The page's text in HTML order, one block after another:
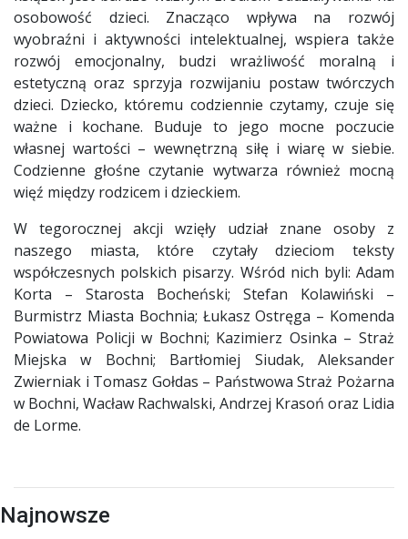
osobowość dzieci. Znacząco wpływa na rozwój
wyobraźni i aktywności intelektualnej, wspiera także
rozwój emocjonalny, budzi wrażliwość moralną i
estetyczną oraz sprzyja rozwijaniu postaw twórczych
dzieci. Dziecko, któremu codziennie czytamy, czuje się
ważne i kochane. Buduje to jego mocne poczucie
własnej wartości – wewnętrzną siłę i wiarę w siebie.
Codzienne głośne czytanie wytwarza również mocną
więź między rodzicem i dzieckiem.
W tegorocznej akcji wzięły udział znane osoby z
naszego miasta, które czytały dzieciom teksty
współczesnych polskich pisarzy. Wśród nich byli: Adam
Korta – Starosta Bocheński; Stefan Kolawiński –
Burmistrz Miasta Bochnia; Łukasz Ostręga – Komenda
Powiatowa Policji w Bochni; Kazimierz Osinka – Straż
Miejska w Bochni; Bartłomiej Siudak, Aleksander
Zwierniak i Tomasz Gołdas – Państwowa Straż Pożarna
w Bochni, Wacław Rachwalski, Andrzej Krasoń oraz Lidia
de Lorme.
Najnowsze